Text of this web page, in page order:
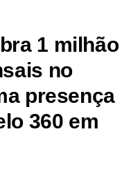
1 milhão
no
presença
360 em